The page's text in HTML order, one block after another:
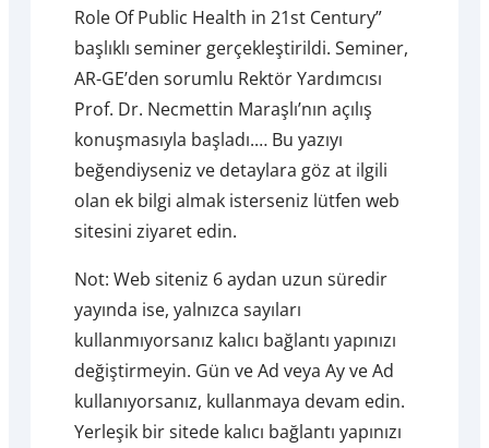
Role Of Public Health in 21st Century”
başlıklı seminer gerçekleştirildi. Seminer,
AR-GE’den sorumlu Rektör Yardımcısı
Prof. Dr. Necmettin Maraşlı’nın açılış
konuşmasıyla başladı.… Bu yazıyı
beğendiyseniz ve detaylara göz at ilgili
olan ek bilgi almak isterseniz lütfen web
sitesini ziyaret edin.
Not: Web siteniz 6 aydan uzun süredir
yayında ise, yalnızca sayıları
kullanmıyorsanız kalıcı bağlantı yapınızı
değiştirmeyin. Gün ve Ad veya Ay ve Ad
kullanıyorsanız, kullanmaya devam edin.
Yerleşik bir sitede kalıcı bağlantı yapınızı